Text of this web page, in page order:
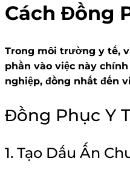
Cách Đồng
Trong môi trường y tế,
phần vào việc này
nghiệp, đồng nhất đến
Đồng Phục Y
1. Tạo Dấu Ấn